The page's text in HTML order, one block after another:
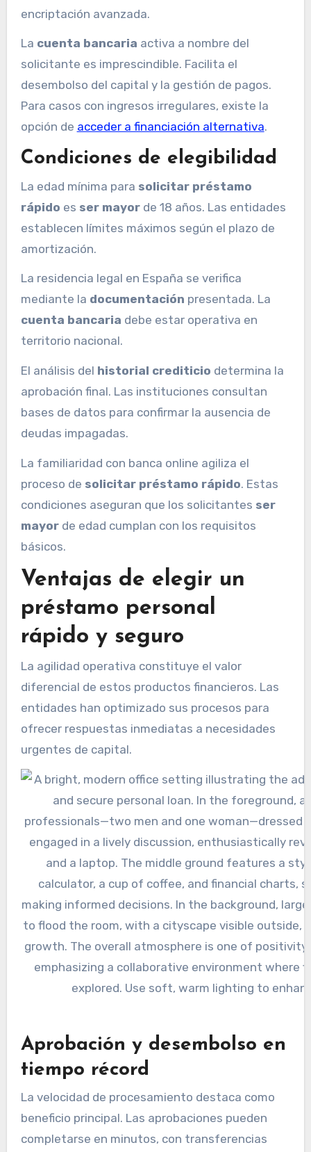
encriptación avanzada.
La cuenta bancaria activa a nombre del
solicitante es imprescindible. Facilita el
desembolso del capital y la gestión de pagos.
Para casos con ingresos irregulares, existe la
opción de acceder a financiación alternativa.
Condiciones de elegibilidad
La edad mínima para solicitar préstamo
rápido es ser mayorde 18 años. Las entidades
establecen límites máximos según el plazo de
amortización.
La residencia legal en España se verifica
mediante la documentación presentada. La
cuenta bancaria debe estar operativa en
territorio nacional.
El análisis del historial crediticio determina la
aprobación final. Las instituciones consultan
bases de datos para confirmar la ausencia de
deudas impagadas.
La familiaridad con banca online agiliza el
proceso de solicitar préstamo rápido. Estas
condiciones aseguran que los solicitantes ser
mayorde edad cumplan con los requisitos
básicos.
Ventajas de elegir un
préstamo personal
rápido y seguro
La agilidad operativa constituye el valor
diferencial de estos productos financieros. Las
entidades han optimizado sus procesos para
ofrecer respuestas inmediatas a necesidades
urgentes de capital.
Aprobación y desembolso en
tiempo récord
La velocidad de procesamiento destaca como
beneficio principal. Las aprobaciones pueden
completarse en minutos, con transferencias